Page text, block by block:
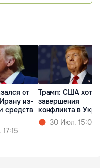
от
из-
средств
Трамп: США хотят
завершения
конфликта в
30 Июл. 15:08